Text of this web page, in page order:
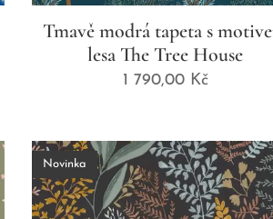
Tmavě modrá tapeta s
lesa The Tree House
1 790,00Kč
Novinka